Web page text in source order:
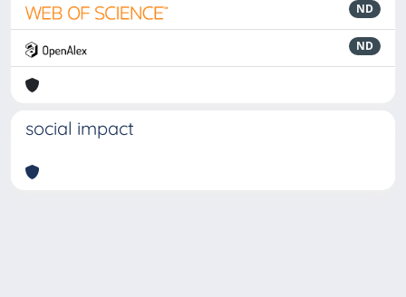
ND
ND
social impact